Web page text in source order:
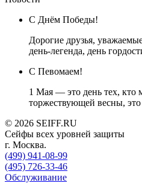
С Днём Победы!
Дорогие друзья,
день-легенда, день
C Певомаем!
1 Мая — это день тех, кто
торжествующей весны,
© 2026 SEIFF.RU
Cейфы всех уровней защиты
г. Москва.
(499) 941-08-99
(495) 726-33-46
‎Обслуживание